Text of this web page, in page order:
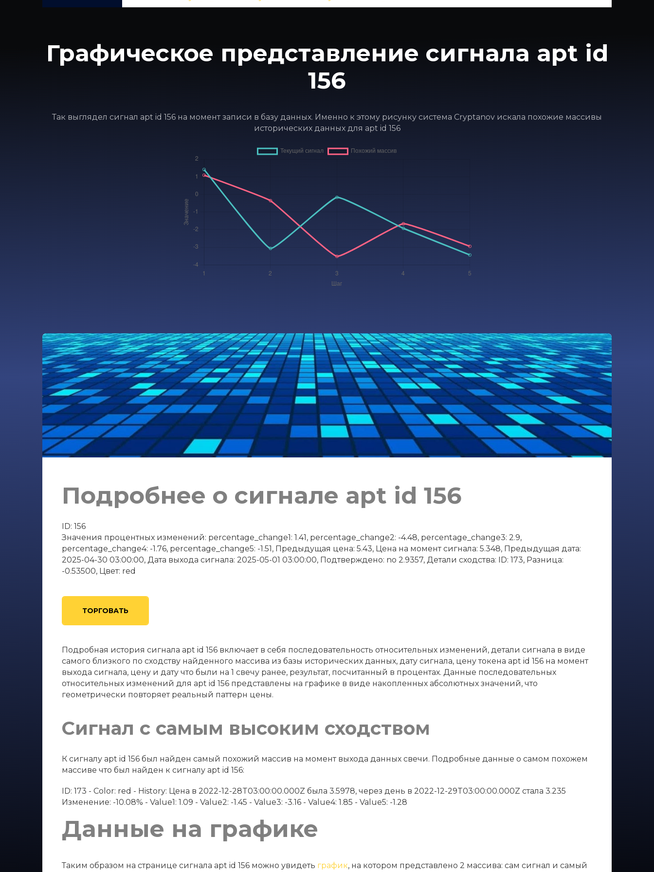
Графическое представление сигнала apt id
156
Так выглядел сигнал apt id 156 на момент записи в базу данных. Именно к этому рисунку система Cryptanov искала похожие массивы
исторических данных для apt id 156
Подробнее о сигнале apt id 156
ID: 156
Значения процентных изменений: percentage_change1: 1.41, percentage_change2: -4.48, percentage_change3: 2.9,
percentage_change4: -1.76, percentage_change5: -1.51, Предыдущая цена: 5.43, Цена на момент сигнала: 5.348, Предыдущая дата:
2025-04-30 03:00:00, Дата выхода сигнала: 2025-05-01 03:00:00, Подтверждено: no 2.9357, Детали сходства: ID: 173, Разница:
-0.53500, Цвет: red
ТОРГОВАТЬ
Подробная история сигнала apt id 156 включает в себя последовательность относительных изменений, детали сигнала в виде
самого близкого по сходству найденного массива из базы исторических данных, дату сигнала, цену токена apt id 156 на момент
выхода сигнала, цену и дату что были на 1 свечу ранее, результат, посчитанный в процентах. Данные последовательных
относительных изменений для apt id 156 представлены на графике в виде накопленных абсолютных значений, что
геометрически повторяет реальный паттерн цены.
Сигнал с самым высоким сходством
К сигналу apt id 156 был найден самый похожий массив на момент выхода данных свечи. Подробные данные о самом похожем
массиве что был найден к сигналу apt id 156:
ID: 173 - Color: red - History: Цена в 2022-12-28T03:00:00.000Z была 3.5978, через день в 2022-12-29T03:00:00.000Z стала 3.235
Изменение: -10.08% - Value1: 1.09 - Value2: -1.45 - Value3: -3.16 - Value4: 1.85 - Value5: -1.28
Данные на графике
Таким образом на странице сигнала apt id 156 можно увидеть график, на котором представлено 2 массива: сам сигнал и самый